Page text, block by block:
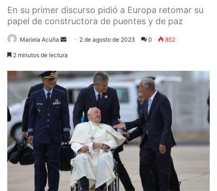
En su primer discurso pidió a Europa retomar su
papel de constructora de puentes y de paz
Mariela Acuña
Send 2 de agosto de 2023 0 852
2 minutos de lectura